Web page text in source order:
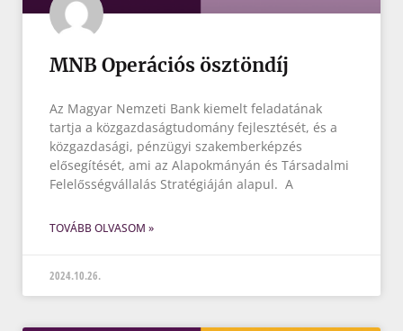
MNB Operációs ösztöndíj
Az Magyar Nemzeti Bank kiemelt feladatának
tartja a közgazdaságtudomány fejlesztését, és a
közgazdasági, pénzügyi szakemberképzés
elősegítését, ami az Alapokmányán és Társadalmi
Felelősségvállalás Stratégiáján alapul. A
TOVÁBB OLVASOM »
2024.10.26.